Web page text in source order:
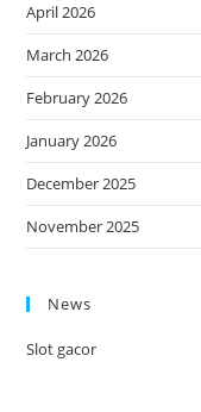
April 2026
March 2026
February 2026
January 2026
December 2025
November 2025
News
Slot gacor